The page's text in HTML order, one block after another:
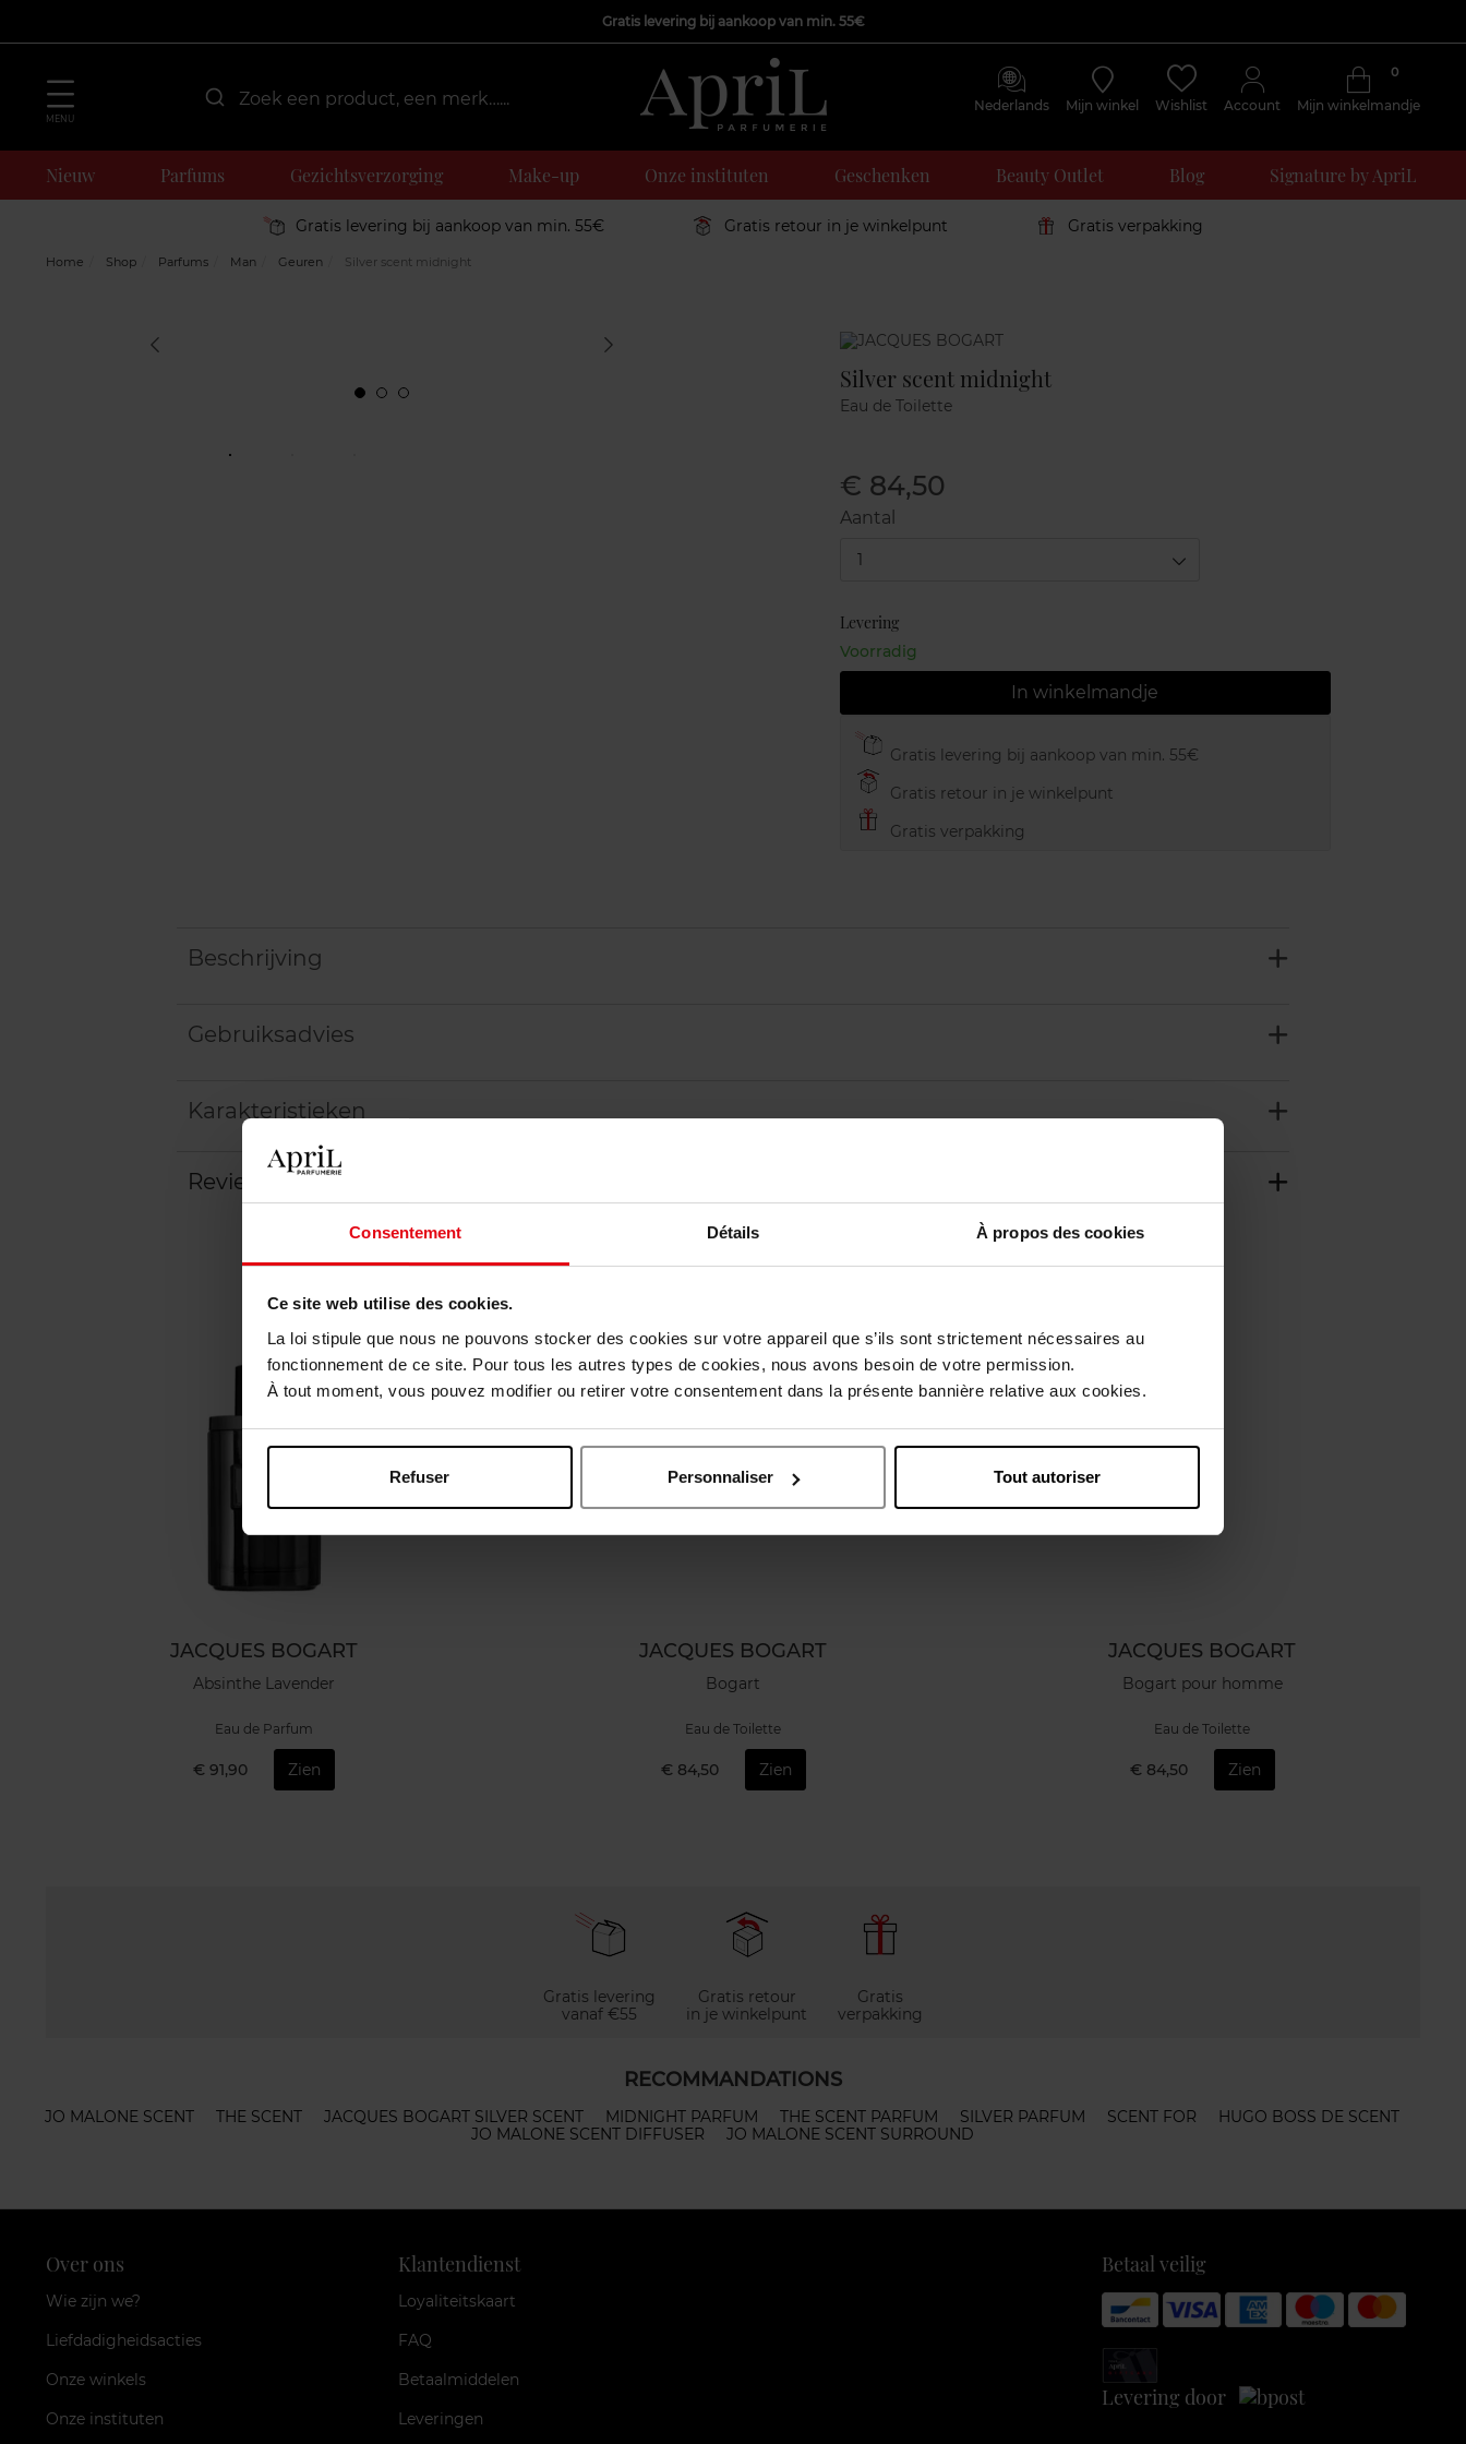
Consentement Détails À propos des cookies
Ce site web utilise des cookies.
La loi stipule que nous ne pouvons stocker des cookies sur votre appareil que s’ils sont strictement nécessaires au
fonctionnement de ce site. Pour tous les autres types de cookies, nous avons besoin de votre permission.
À tout moment, vous pouvez modifier ou retirer votre consentement dans la présente bannière relative aux cookies.
Refuser Personnaliser Tout autoriser
Gratis levering bij aankoop van min. 55€
MENU
Nederlands Mijn winkel Wishlist Account Mijn winkelmandje
0
Nieuw Parfums Gezichtsverzorging Make-up Onze instituten Geschenken Beauty Outlet Blog Signature by ApriL
Gratis levering bij aankoop van min. 55€ Gratis retour in je winkelpunt Gratis verpakking
Home Shop Parfums Man Geuren Silver scent midnight
Marque
Silver scent midnight
Eau de Toilette
€ 84,50
Aantal
1
Levering
Voorradig
In winkelmandje
Gratis levering bij aankoop van min. 55€
Gratis retour in je winkelpunt
Gratis verpakking
Beschrijving
Gebruiksadvies
Karakteristieken
Review
Nog iets vergeten ?
JACQUES BOGART
Absinthe Lavender
Eau de Parfum
€ 91,90 Zien
JACQUES BOGART
Bogart
Eau de Toilette
€ 84,50 Zien
JACQUES BOGART
Bogart pour homme
Eau de Toilette
€ 84,50 Zien
Gratis levering
vanaf €55
Gratis retour
in je winkelpunt
Gratis
verpakking
RECOMMANDATIONS
JO MALONE SCENT THE SCENT JACQUES BOGART SILVER SCENT MIDNIGHT PARFUM THE SCENT PARFUM SILVER PARFUM SCENT FOR
HUGO BOSS DE SCENT
JO MALONE SCENT DIFFUSER
JO MALONE SCENT SURROUND
Over ons
Wie zijn we?
Liefdadigheidsacties
Onze winkels
Onze instituten
Klantendienst
Loyaliteitskaart
FAQ
Betaalmiddelen
Leveringen
Betaal veilig
Levering door